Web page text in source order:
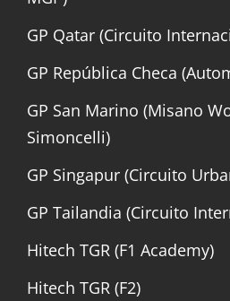
GP Qatar (Circuito
GP República Checa
GP San Marino (Misano
Simoncelli)
GP Singapur (Circuito
GP Tailandia (Circuito
Hitech TGR (F1 Academy)
Hitech TGR (F2)